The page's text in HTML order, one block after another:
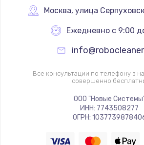
880 руб.
Заказать
Ремонт кнопки
Заказать
Модернизация
1830 руб.
Заказать
Москва, улица
Ежедневно с 9:00
Все консультации по телефону в
совершенно
ООО "Новые
ИНН: 7743508277
ОГРН: